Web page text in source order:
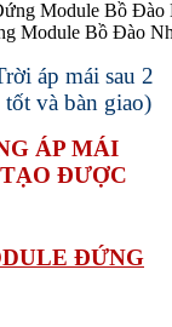
Module Bồ Đào
áp mái sau 2
và bàn giao)
ÁP MÁI
ĐƯỢC
ĐỨNG